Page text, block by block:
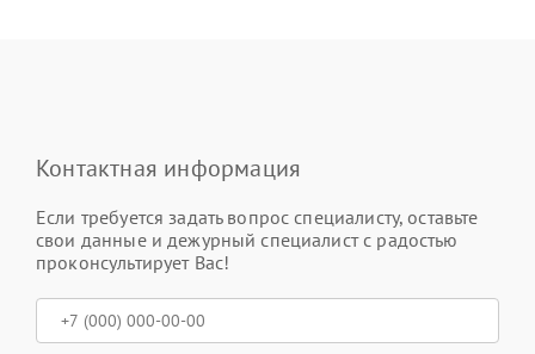
Контактная информация
Если требуется задать вопрос специалисту, оставьте
свои данные и дежурный специалист с радостью
проконсультирует Вас!